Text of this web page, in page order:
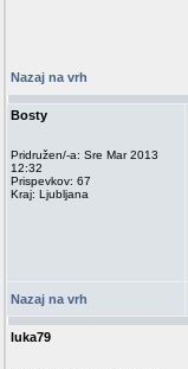
Nazaj na vrh
Bosty
Pridružen/-a: Sre Mar 2013
12:32
Prispevkov: 67
Kraj: Ljubljana
Nazaj na vrh
luka79